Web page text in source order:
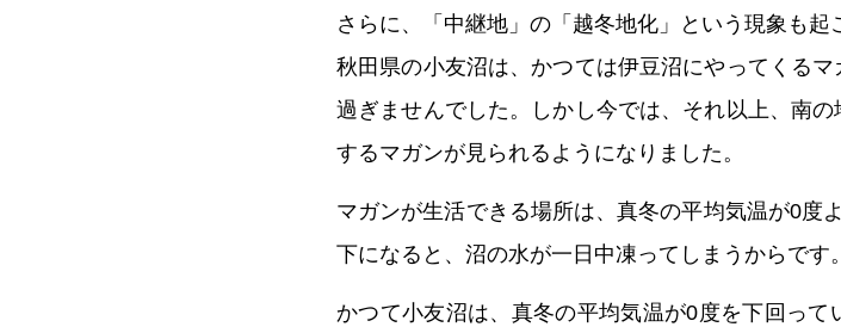
さらに、「中継地」の「越冬地化」という現象も起
秋田県の小友沼は、かつては伊豆沼にやってくる
過ぎませんでした。しかし今では、それ以上、南
するマガンが見られるようになりました。
マガンが生活できる場所は、真冬の平均気温が0度
下になると、沼の水が一日中凍ってしまうからです。
かつて小友沼は、真冬の平均気温が0度を下回っ